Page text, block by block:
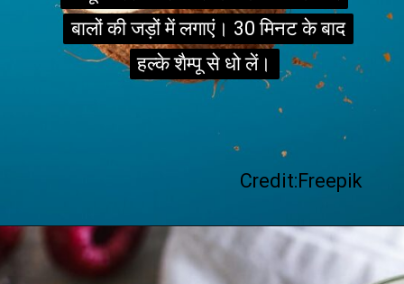
बालों की जड़ों में लगाएं। 30 मिनट के बाद
हल्के शैम्पू से धो लें।
बालों की जड़ों में लगाएं। 30 मिनट के बाद
हल्के शैम्पू से धो लें।
Credit:Freepik